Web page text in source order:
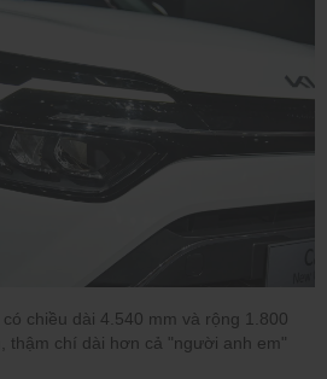
chiều dài 4.540 mm và rộng 1.800
thậm chí dài hơn cả "người anh em"